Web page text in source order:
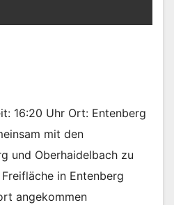
16:20 Uhr Ort: Entenberg
mit den
und Oberhaidelbach zu
in Entenberg
angekommen